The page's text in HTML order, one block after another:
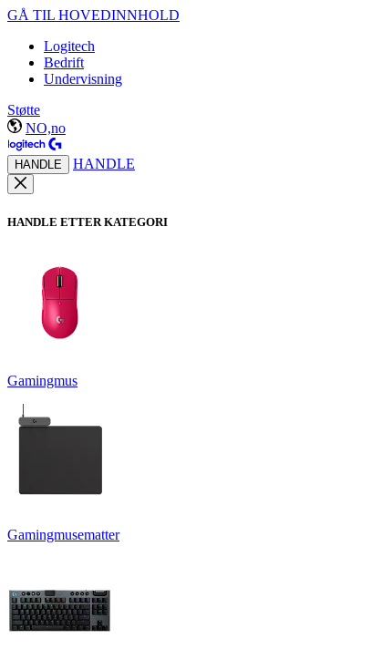
GÅ TIL HOVEDINNHOLD
Logitech
Bedrift
Undervisning
Støtte
NO,no
HANDLE HANDLE
HANDLE ETTER KATEGORI
Gamingmus
Gamingmusematter